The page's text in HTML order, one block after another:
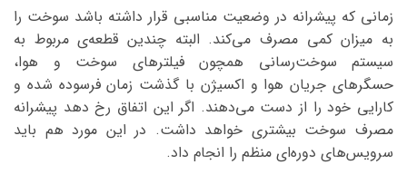
زمانی که پیشرانه در وضعیت مناسبی قرار داشته باشد سوخت را
به میزان کمی مصرف می‌کند. البته چندین قطعه‌ی مربوط به
سیستم سوخت‌رسانی همچون فیلترهای سوخت و هوا،
حسگرهای جریان هوا و اکسیژن با گذشت زمان فرسوده شده و
کارایی خود را از دست می‌دهند. اگر این اتفاق رخ دهد پیشرانه
مصرف سوخت بیشتری خواهد داشت. در این مورد هم باید
سرویس‌های دوره‌ای منظم را انجام داد.